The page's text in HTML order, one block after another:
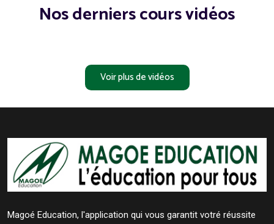
Nos derniers cours vidéos
Voir plus de vidéos
Magoé Education, l'application qui vous garantit votré réussite